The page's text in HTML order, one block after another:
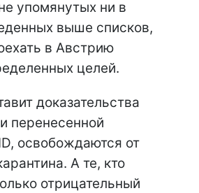
упомянутых ни в
выше списков,
в Австрию
целей.
доказательства
перенесенной
освобождаются от
А те, кто
отрицательный